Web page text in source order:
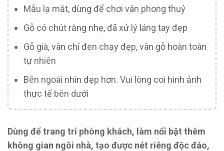
Mẫu lạ mắt, dùng để chơi vân phong thuỷ
Gỗ có chút răng nhẹ, đã xử lý láng tay đẹp
Gỗ già, vân chỉ đen chạy đẹp, vân gỗ hoàn toàn
tự nhiên
Bên ngoài nhìn đẹp hơn. Vui lòng coi hình ảnh
thực tế bên dưới
Dùng để trang trí phòng khách, làm nổi bật thêm
không gian ngôi nhà, tạo được nét riêng độc đáo,